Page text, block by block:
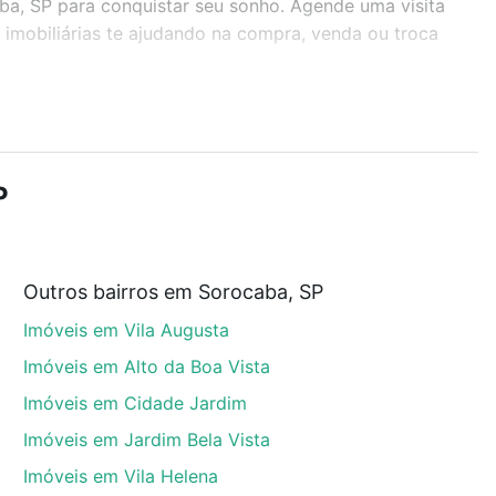
SP para conquistar seu sonho. Agende uma visita
te ajudando na compra, venda ou troca
os filtros como quantidade de quartos, suítes, com
salão de festas ou área verde e encontrar
SP que custam a partir de R$ 0 e com nossas
dos custos envolvidos no processo de compra,
sonhos com segurança e conforto. Loft, com você
Outros bairros em Sorocaba, SP
Imóveis em Vila Augusta
Imóveis em Alto da Boa Vista
Imóveis em Cidade Jardim
Imóveis em Jardim Bela Vista
Imóveis em Vila Helena